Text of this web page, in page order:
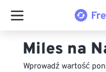
Miles na
Wprowadź wartość